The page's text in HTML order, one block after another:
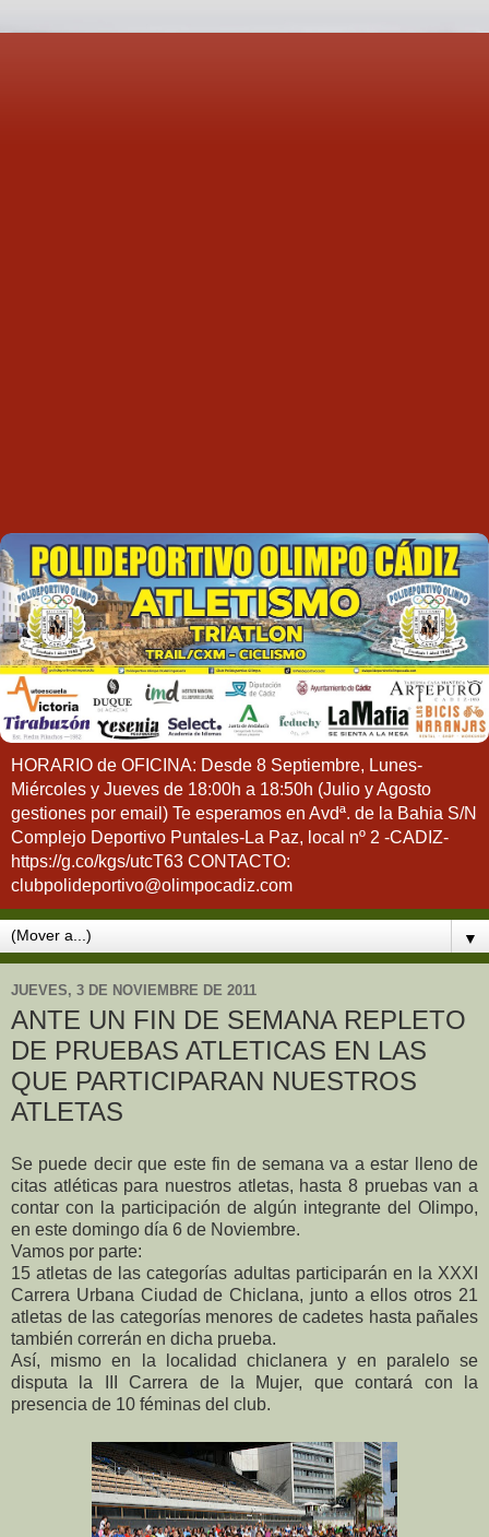
HORARIO de OFICINA: Desde 8 Septiembre, Lunes-
Miércoles y Jueves de 18:00h a 18:50h (Julio y Agosto
gestiones por email) Te esperamos en Avdª. de la Bahia S/N
Complejo Deportivo Puntales-La Paz, local nº 2 -CADIZ-
https://g.co/kgs/utcT63 CONTACTO:
clubpolideportivo@olimpocadiz.com
▼
JUEVES, 3 DE NOVIEMBRE DE 2011
ANTE UN FIN DE SEMANA REPLETO
DE PRUEBAS ATLETICAS EN LAS
QUE PARTICIPARAN NUESTROS
ATLETAS
Se puede decir que este fin de semana va a estar lleno de
citas atléticas para nuestros atletas, hasta 8 pruebas van a
contar con la participación de algún integrante del Olimpo,
en este domingo día 6 de Noviembre.
Vamos por parte:
15 atletas de las categorías adultas participarán en la XXXI
Carrera Urbana Ciudad de Chiclana, junto a ellos otros 21
atletas de las categorías menores de cadetes hasta pañales
también correrán en dicha prueba.
Así, mismo en la localidad chiclanera y en paralelo se
disputa la III Carrera de la Mujer, que contará con la
presencia de 10 féminas del club.